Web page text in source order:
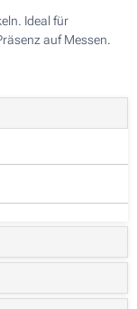
Ideal für
auf Messen.
Logo: